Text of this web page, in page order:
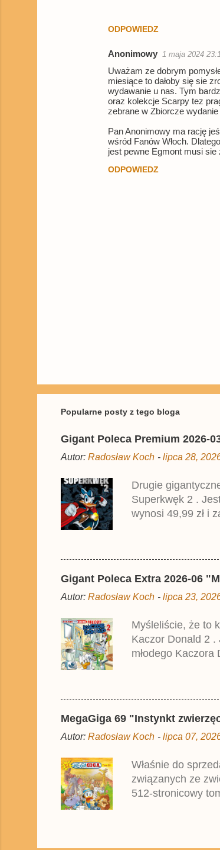
ODPOWIEDZ
Anonimowy 1 maja 2024
Uważam ze dobrym
miesiące to dałoby się sie
wydawanie u nas. Tym
oraz kolekcje Scarpy tez
zebrane w Zbiorcze wydanie
Pan Anonimowy ma rację
wśród Fanów Włoch.
jest pewne Egmont musi sie
ODPOWIEDZ
z
ś
j
k
o
e
n
t
a
r
z
Popularne posty z tego bloga
Gigant Poleca Premium 2026-
Autor: Radosław Koch - lipca 28,
Drugie
Superkwęk 2 .
wynosi 49,99 zł i
Gigant Poleca Extra 2026-06
Autor: Radosław Koch - lipca 23,
Myśleliście, że to
Kaczor Donald 2
młodego
MegaGiga 69 "Instynkt
Autor: Radosław Koch - lipca 07,
Właśnie do
związanych ze
512-stronicowy